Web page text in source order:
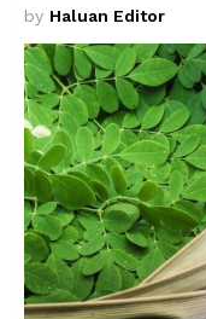
by Haluan Editor